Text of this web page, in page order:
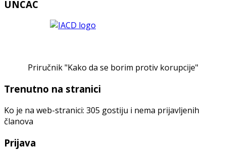
UNCAC
Priručnik "Kako da se borim protiv korupcije"
Trenutno na stranici
Ko je na web-stranici: 305 gostiju i nema prijavljenih
članova
Prijava